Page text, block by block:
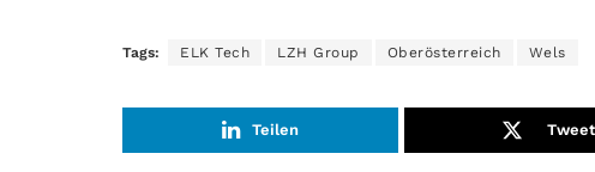
Tags: ELK Tech LZH Group Oberösterreich Wels
Teilen Tweet